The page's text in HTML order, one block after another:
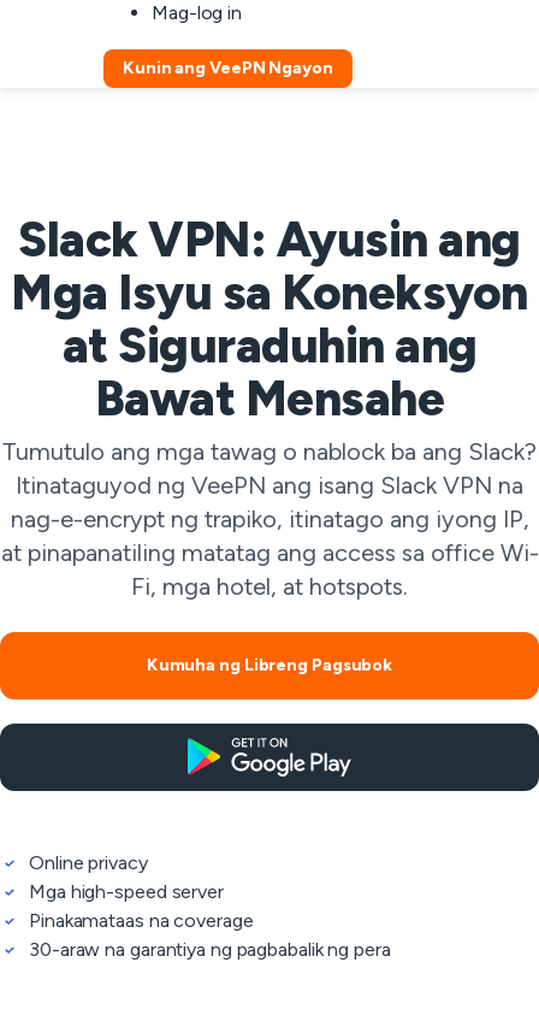
Mag-log in
Kunin ang VeePN Ngayon
Slack VPN: Ayusin ang
Mga Isyu sa Koneksyon
at Siguraduhin ang
Bawat Mensahe
Tumutulo ang mga tawag o nablock ba ang Slack?
Itinataguyod ng VeePN ang isang Slack VPN na
nag-e-encrypt ng trapiko, itinatago ang iyong IP,
at pinapanatiling matatag ang access sa office Wi-
Fi, mga hotel, at hotspots.
Kumuha ng Libreng Pagsubok
Online privacy
Mga high-speed server
Pinakamataas na coverage
30-araw na garantiya ng pagbabalik ng pera